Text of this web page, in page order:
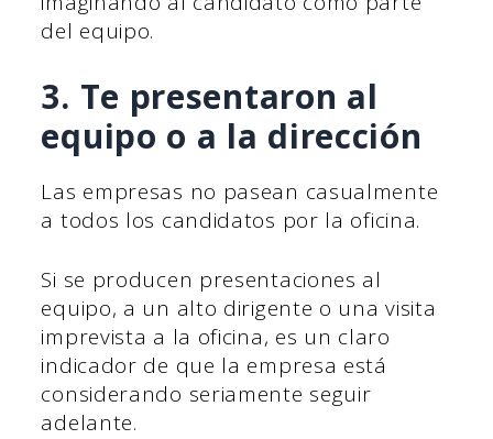
del equipo.
3. Te presentaron al
equipo o a la dirección
Las empresas no pasean casualmente
a todos los candidatos por la oficina.
Si se producen presentaciones al
equipo, a un alto dirigente o una visita
imprevista a la oficina, es un claro
indicador de que la empresa está
considerando seriamente seguir
adelante.